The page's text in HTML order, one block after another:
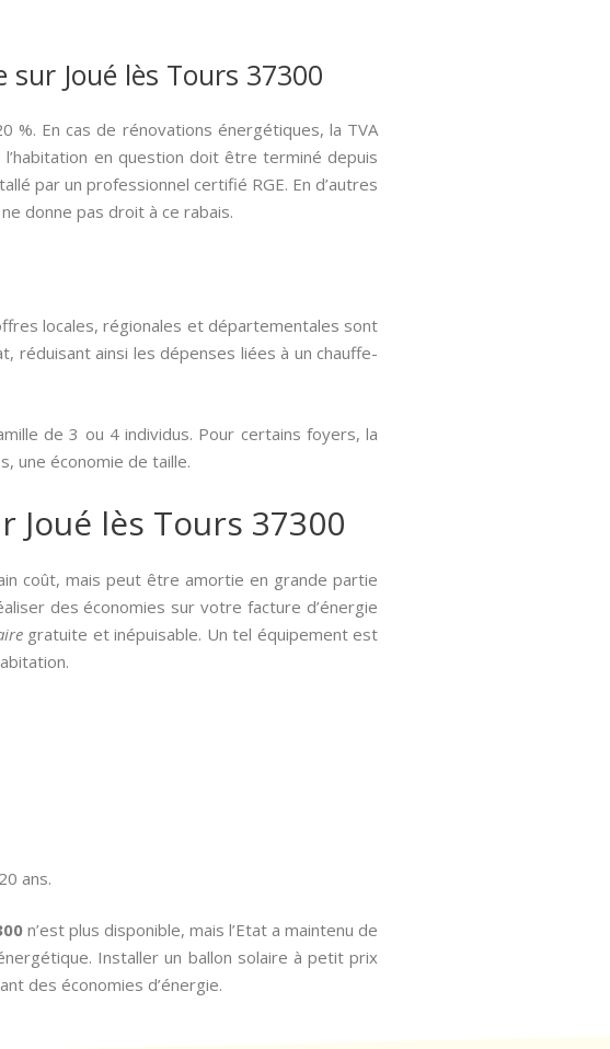
sur Joué lès Tours 37300
%. En cas de rénovations énergétiques, la TVA
en question doit être terminé depuis
par un professionnel certifié RGE. En d’autres
donne pas droit à ce rabais.
locales, régionales et départementales sont
réduisant ainsi les dépenses liées à un chauffe-
de 3 ou 4 individus. Pour certains foyers, la
une économie de taille.
Joué lès Tours 37300
coût, mais peut être amortie en grande partie
des économies sur votre facture d’énergie
gratuite et inépuisable. Un tel équipement est
ans.
n’est plus disponible, mais l’Etat a maintenu de
Installer un ballon solaire à petit prix
des économies d’énergie.